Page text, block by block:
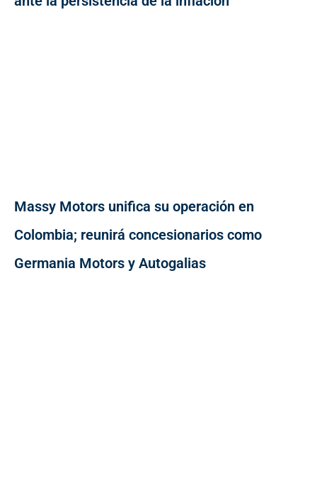
Massy Motors unifica su operación en
Colombia; reunirá concesionarios como
Germania Motors y Autogalias